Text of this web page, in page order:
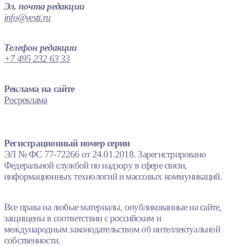
Эл. почта редакции
info@vesti.ru
Телефон редакции
+7 495 232 63 33
Реклама на сайте
Росреклама
Регистрационный номер серии
ЭЛ № ФС 77-72266 от 24.01.2018. Зарегистрировано
Федеральной службой по надзору в сфере связи,
информационных технологий и массовых коммуникаций.
Все права на любые материалы, опубликованные на сайте,
защищены в соответствии с российским и
международным законодательством об интеллектуальной
собственности.